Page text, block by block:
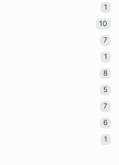
1
10
7
1
8
5
7
6
1